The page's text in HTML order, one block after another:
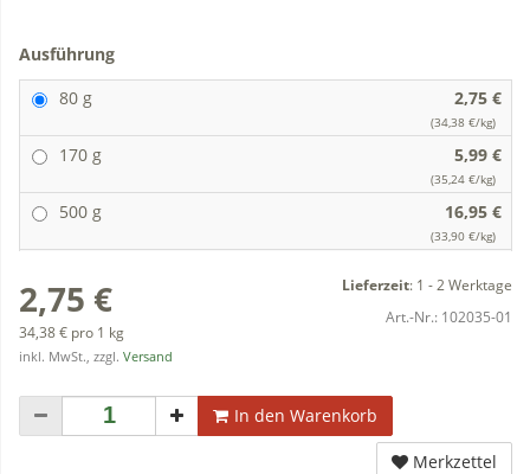
Ausführung
80 g
2,75 €
(34,38 €/kg)
170 g 5,99 €
(35,24 €/kg)
500 g 16,95 €
(33,90 €/kg)
2,75 €
34,38 € pro 1 kg
inkl. MwSt., zzgl. Versand
Lieferzeit: 1 - 2 Werktage
Art.-Nr.: 102035-01
In den Warenkorb
Merkzettel